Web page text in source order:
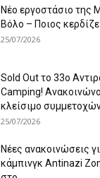
Νέο εργοστάσιο της
Βόλο – Ποιος
25/07/2026
Sold Out το 33ο
Camping!
κλείσιμο
25/07/2026
Νέες ανακοινώσεις
κάμπινγκ Antinazi